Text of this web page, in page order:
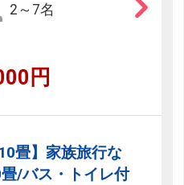
2～7名
円
畳】家族旅行な
/バス・トイレ付